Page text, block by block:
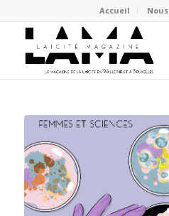
Accueil